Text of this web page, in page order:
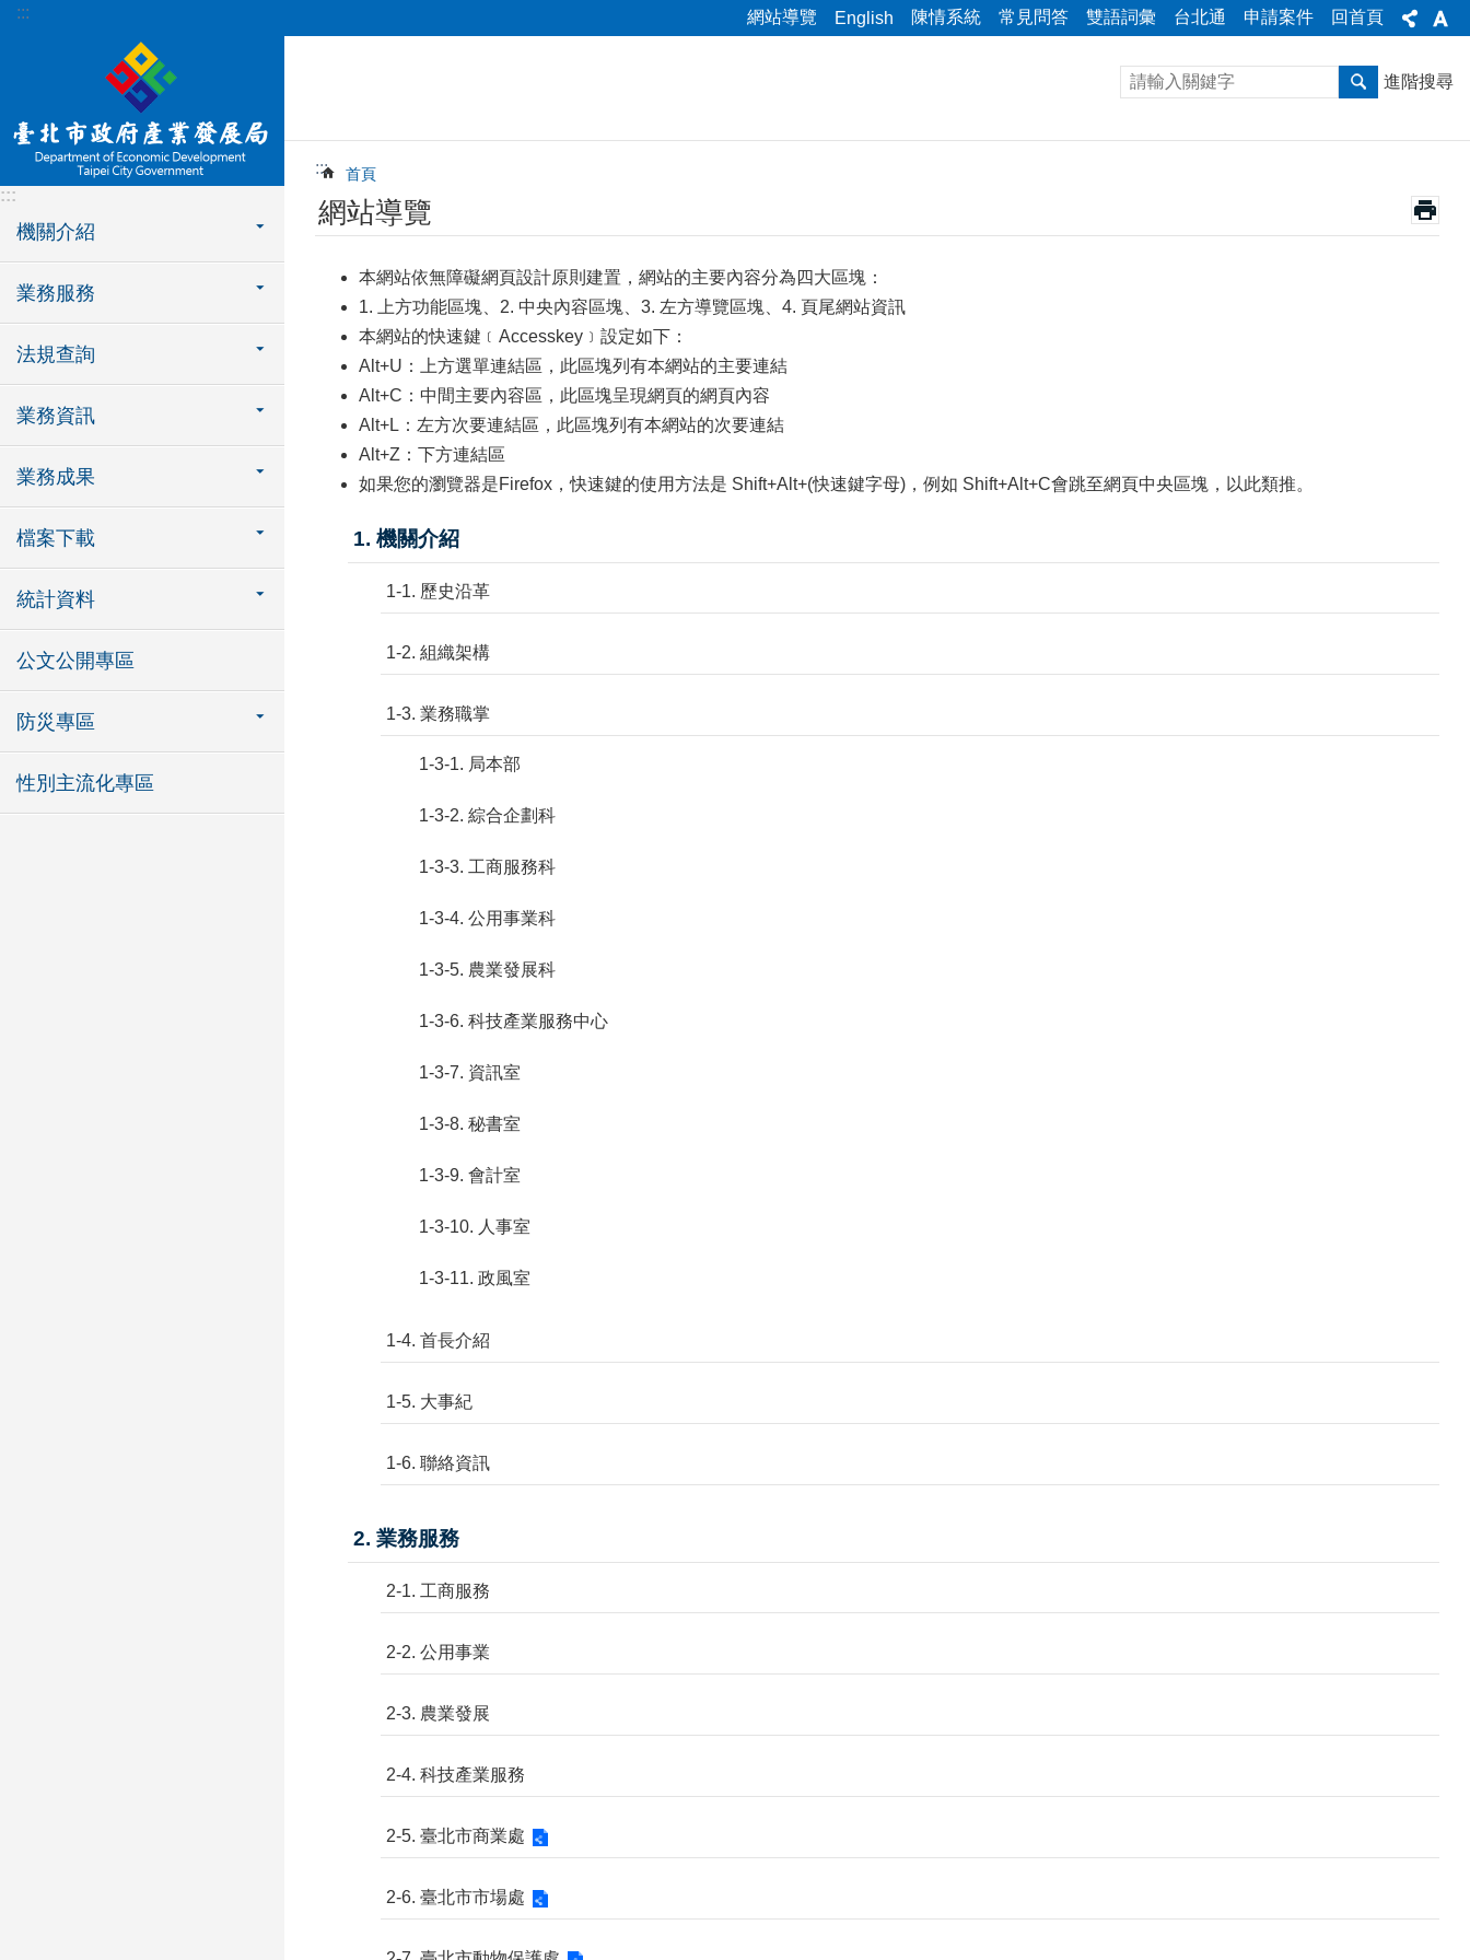
跳到主要內容區塊
::: 網站導覽 English 陳情系統 常見問答 雙語詞彙 台北通 申請案件 回首頁
:::
機關介紹
業務服務
法規查詢
業務資訊
業務成果
檔案下載
統計資料
公文公開專區
防災專區
性別主流化專區
進階搜尋
::: 首頁
網站導覽
本網站依無障礙網頁設計原則建置，網站的主要內容分為四大區塊：
1. 上方功能區塊、2. 中央內容區塊、3. 左方導覽區塊、4. 頁尾網站資訊
本網站的快速鍵﹝Accesskey﹞設定如下：
Alt+U：上方選單連結區，此區塊列有本網站的主要連結
Alt+C：中間主要內容區，此區塊呈現網頁的網頁內容
Alt+L：左方次要連結區，此區塊列有本網站的次要連結
Alt+Z：下方連結區
如果您的瀏覽器是Firefox，快速鍵的使用方法是 Shift+Alt+(快速鍵字母)，例如 Shift+Alt+C會跳至網頁中央區塊，以此類推。
1. 機關介紹
1-1. 歷史沿革
1-2. 組織架構
1-3. 業務職掌
1-3-1. 局本部
1-3-2. 綜合企劃科
1-3-3. 工商服務科
1-3-4. 公用事業科
1-3-5. 農業發展科
1-3-6. 科技產業服務中心
1-3-7. 資訊室
1-3-8. 秘書室
1-3-9. 會計室
1-3-10. 人事室
1-3-11. 政風室
1-4. 首長介紹
1-5. 大事紀
1-6. 聯絡資訊
2. 業務服務
2-1. 工商服務
2-2. 公用事業
2-3. 農業發展
2-4. 科技產業服務
2-5. 臺北市商業處
2-6. 臺北市市場處